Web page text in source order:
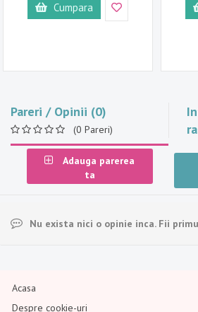
Cumpara
Pareri / Opinii (0)
(0 Pareri)
Adauga parerea
ta
Nu exista nici o opinie inca. Fii
Acasa
Despre cookie-uri